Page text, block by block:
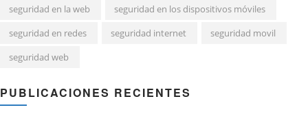
seguridad en la web
seguridad en los dispositivos móviles
seguridad en redes
seguridad internet
seguridad movil
seguridad web
PUBLICACIONES RECIENTES